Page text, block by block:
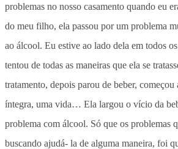
problemas no nosso casamento quando eu
do meu filho, ela passou por um problema
ao álcool. Eu estive ao lado dela em todos
tentou de todas as maneiras que ela se
tratamento, depois parou de beber,
íntegra, uma vida… Ela largou o vício da
problema com álcool. Só que os problemas
buscando ajudá- la de alguma maneira, foi